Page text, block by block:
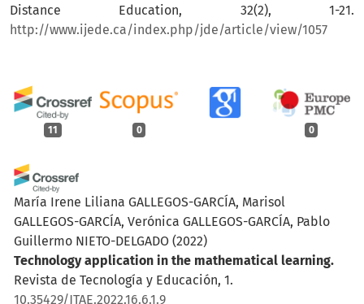
11 0 0
María Irene Liliana GALLEGOS-GARCÍA, Marisol
GALLEGOS-GARCÍA, Verónica GALLEGOS-GARCÍA, Pablo
Guillermo NIETO-DELGADO (2022)
Technology application in the mathematical learning.
Revista de Tecnología y Educación, 1.
10.35429/JTAE.2022.16.6.1.9
Distance Education, 32(2), 1-21.
http://www.ijede.ca/index.php/jde/article/view/1057